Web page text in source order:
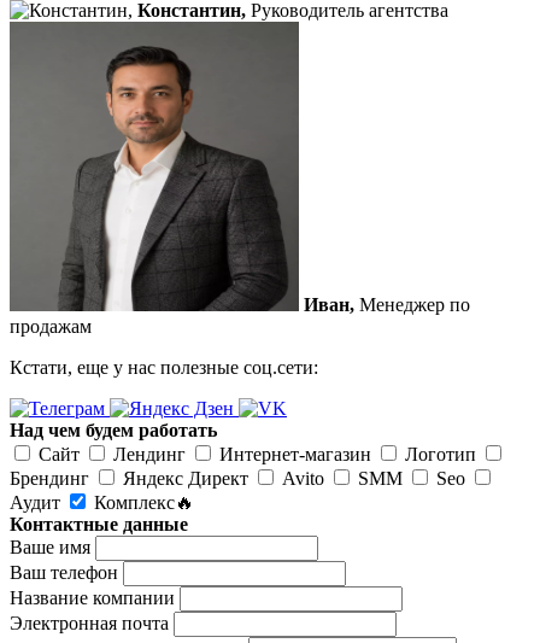
Константин, Руководитель агентства
Иван, Менеджер по
продажам
Кстати, еще у нас полезные соц.сети:
Над чем будем работать
Сайт
Лендинг Интернет-магазин
Логотип
Брендинг
Яндекс Директ Avito SMM
Seo
Аудит
Комплекс🔥
Контактные данные
Ваше имя
Ваш телефон
Название компании
Электронная почта